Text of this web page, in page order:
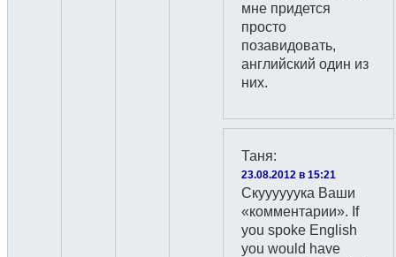
мне придется
просто
позавидовать,
английский один из
них.
Таня:
23.08.2012 в 15:21
Скуууууука Ваши
«комментарии». If
you spoke English
you would have